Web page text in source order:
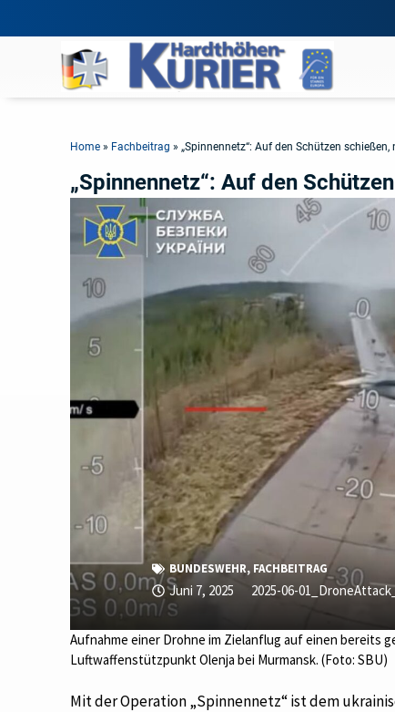
Home » Fachbeitrag »„Spinnennetz“: Auf den Schützen schießen,
„Spinnennetz“: Auf den
BUNDESWEHR, FACHBEITRAG
Juni 7, 2025 2025-06-
Aufnahme einer Drohne im Zielanflug auf einen bereits
Luftwaffenstützpunkt Olenja bei Murmansk. (Foto: SBU)
Mit der Operation „Spinnennetz“ ist dem